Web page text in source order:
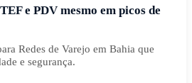
e PDV mesmo em picos de
Redes de Varejo em Bahia que
e segurança.